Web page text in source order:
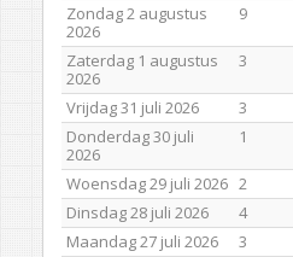
Zondag 2 augustus
2026
9
Zaterdag 1 augustus
2026
3
Vrijdag 31 juli 2026 3
Donderdag 30 juli
2026
1
Woensdag 29 juli 2026 2
Dinsdag 28 juli 2026
4
Maandag 27 juli 2026
3